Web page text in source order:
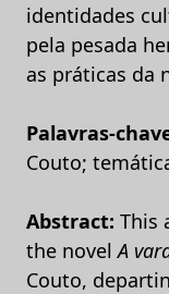
identidades
pela pesada
as práticas da
Palavras-
Couto;
Abstract: This
the novelA
Couto,